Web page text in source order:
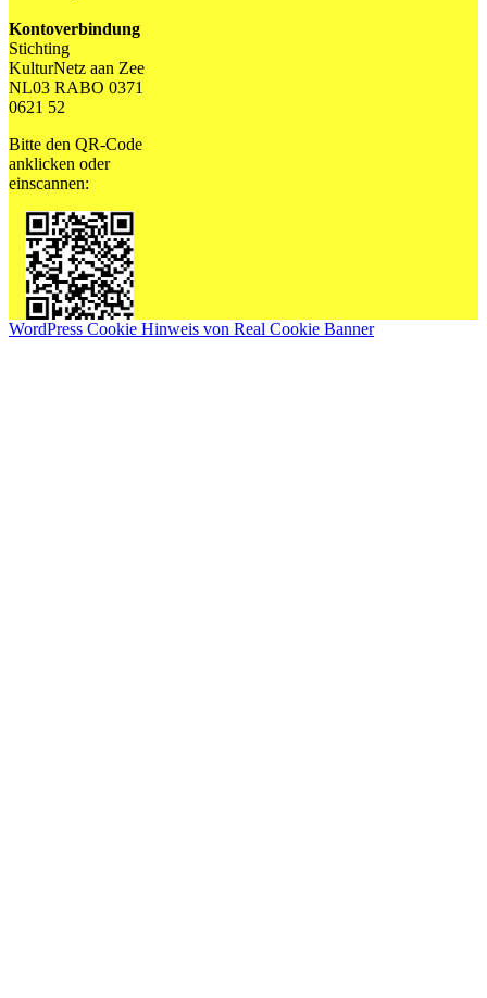
Kontoverbindung
Stichting
KulturNetz aan Zee
NL03 RABO 0371
0621 52
Bitte den QR-Code
anklicken oder
einscannen:
WordPress Cookie Hinweis von Real Cookie Banner